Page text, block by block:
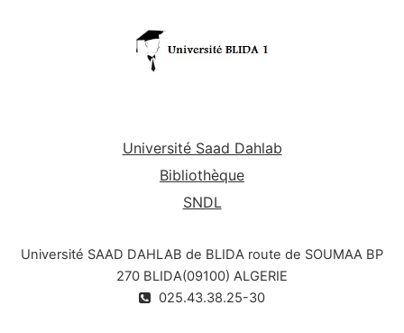
Université Saad Dahlab
Bibliothèque
SNDL
Université SAAD DAHLAB de BLIDA route de SOUMAA BP
270 BLIDA(09100) ALGERIE
025.43.38.25-30